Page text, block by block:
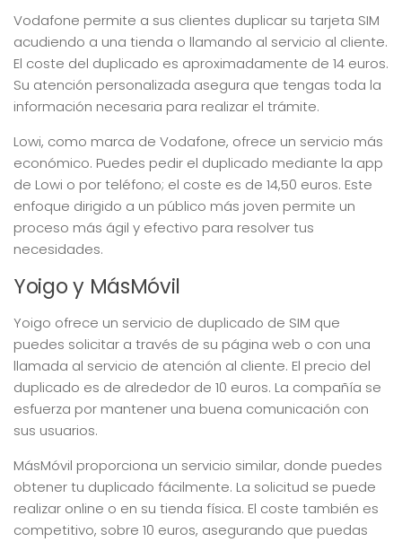
Vodafone permite a sus clientes duplicar su tarjeta SIM
acudiendo a una tienda o llamando al servicio al cliente.
El coste del duplicado es aproximadamente de 14 euros.
Su atención personalizada asegura que tengas toda la
información necesaria para realizar el trámite.
Lowi, como marca de Vodafone, ofrece un servicio más
económico. Puedes pedir el duplicado mediante la app
de Lowi o por teléfono; el coste es de 14,50 euros. Este
enfoque dirigido a un público más joven permite un
proceso más ágil y efectivo para resolver tus
necesidades.
Yoigo y MásMóvil
Yoigo ofrece un servicio de duplicado de SIM que
puedes solicitar a través de su página web o con una
llamada al servicio de atención al cliente. El precio del
duplicado es de alrededor de 10 euros. La compañía se
esfuerza por mantener una buena comunicación con
sus usuarios.
MásMóvil proporciona un servicio similar, donde puedes
obtener tu duplicado fácilmente. La solicitud se puede
realizar online o en su tienda física. El coste también es
competitivo, sobre 10 euros, asegurando que puedas